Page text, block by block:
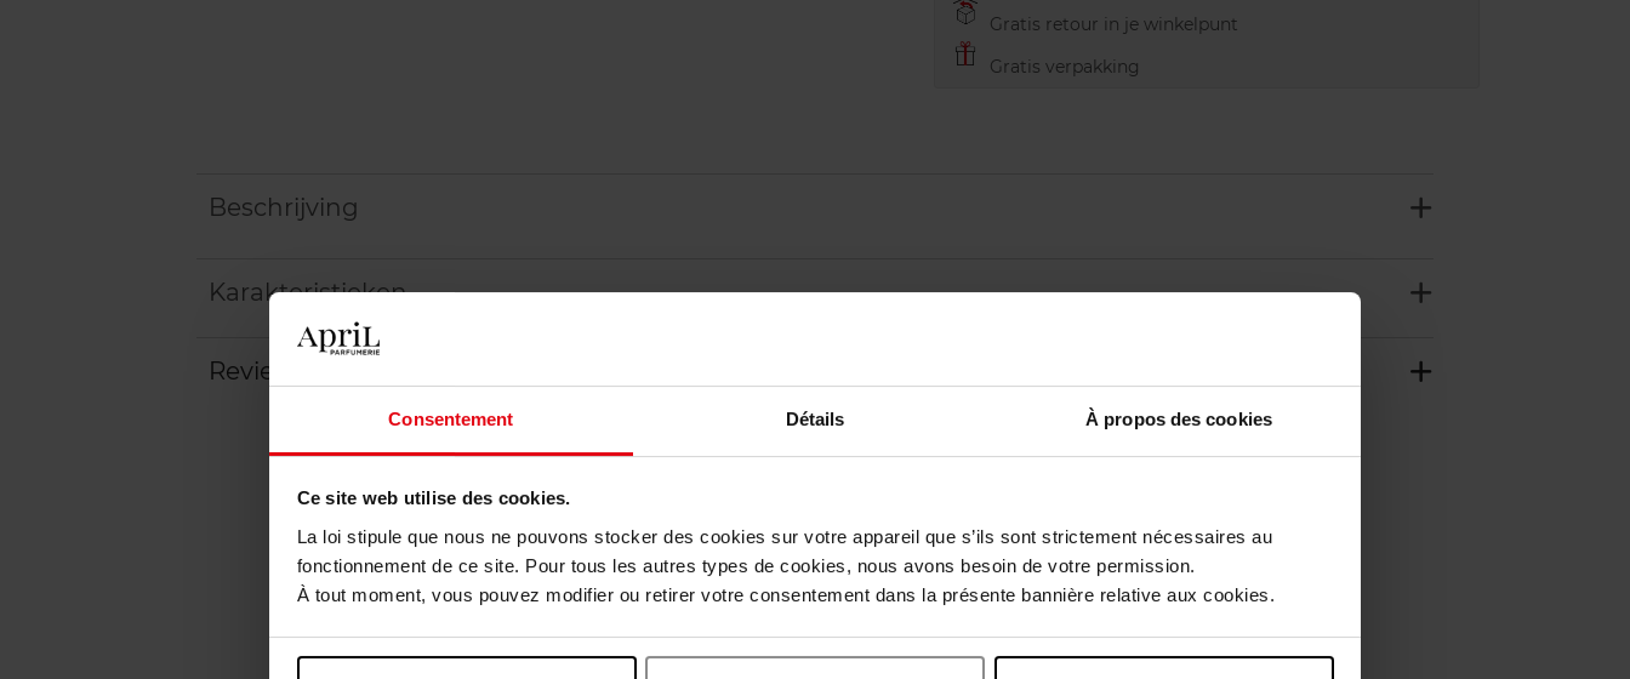
Consentement Détails À propos des cookies
Ce site web utilise des cookies.
La loi stipule que nous ne pouvons stocker des cookies sur votre appareil que s’ils sont strictement nécessaires au
fonctionnement de ce site. Pour tous les autres types de cookies, nous avons besoin de votre permission.
À tout moment, vous pouvez modifier ou retirer votre consentement dans la présente bannière relative aux cookies.
Gratis retour in je winkelpunt
Gratis verpakking
Beschrijving
Karakteristieken
Review
Nog iets vergeten ?